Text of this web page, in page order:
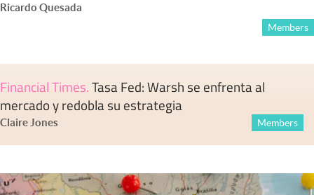
Ricardo Quesada
Members
Financial Times.Tasa Fed: Warsh se enfrenta al
mercado y redobla su estrategia
Claire Jones Members